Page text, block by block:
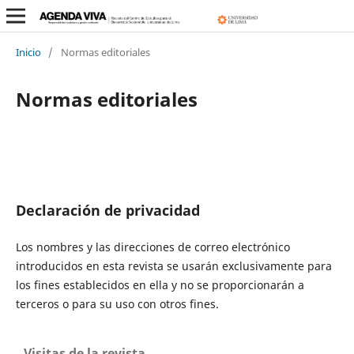
Inicio / Normas editoriales
Normas editoriales
Declaración de privacidad
Los nombres y las direcciones de correo electrónico
introducidos en esta revista se usarán exclusivamente para
los fines establecidos en ella y no se proporcionarán a
terceros o para su uso con otros fines.